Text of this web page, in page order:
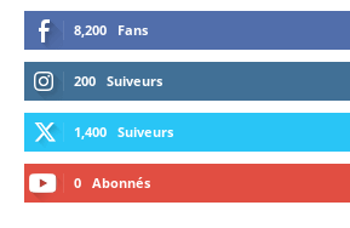
8,200 Fans
200 Suiveurs
1,400 Suiveurs
0 Abonnés